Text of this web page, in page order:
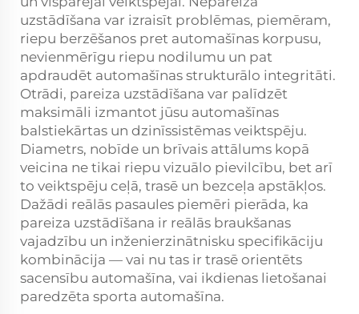
uzstādīšana var izraisīt problēmas, piemēram,
riepu berzēšanos pret automašīnas korpusu,
nevienmērīgu riepu nodilumu un pat
apdraudēt automašīnas strukturālo integritāti.
Otrādi, pareiza uzstādīšana var palīdzēt
maksimāli izmantot jūsu automašīnas
balstiekārtas un dzinīssistēmas veiktspēju.
Diametrs, nobīde un brīvais attālums kopā
veicina ne tikai riepu vizuālo pievilcību, bet arī
to veiktspēju ceļā, trasē un bezceļa apstākļos.
Dažādi reālās pasaules piemēri pierāda, ka
pareiza uzstādīšana ir reālās braukšanas
vajadzību un inženierzinātnisku specifikāciju
kombinācija — vai nu tas ir trasē orientēts
sacensību automašīna, vai ikdienas lietošanai
paredzēta sporta automašīna.